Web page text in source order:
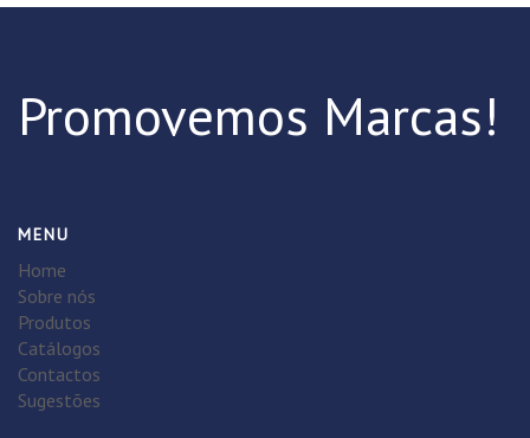
Promovemos Marcas!
MENU
Home
Sobre nós
Produtos
Catálogos
Contactos
Sugestões